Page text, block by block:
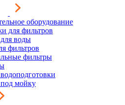
оборудование
для фильтров
воды
фильтров
фильтры
мойку